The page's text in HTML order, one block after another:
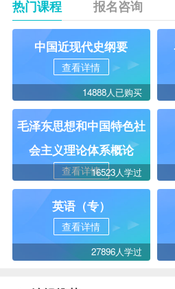
热门课程 报名咨询
中国近现代史纲要
查看详情
14888人已购买
毛泽东思想和中国特色社
会主义理论体系概论
查看详情16523人学过
英语（专）
查看详情
27896人学过